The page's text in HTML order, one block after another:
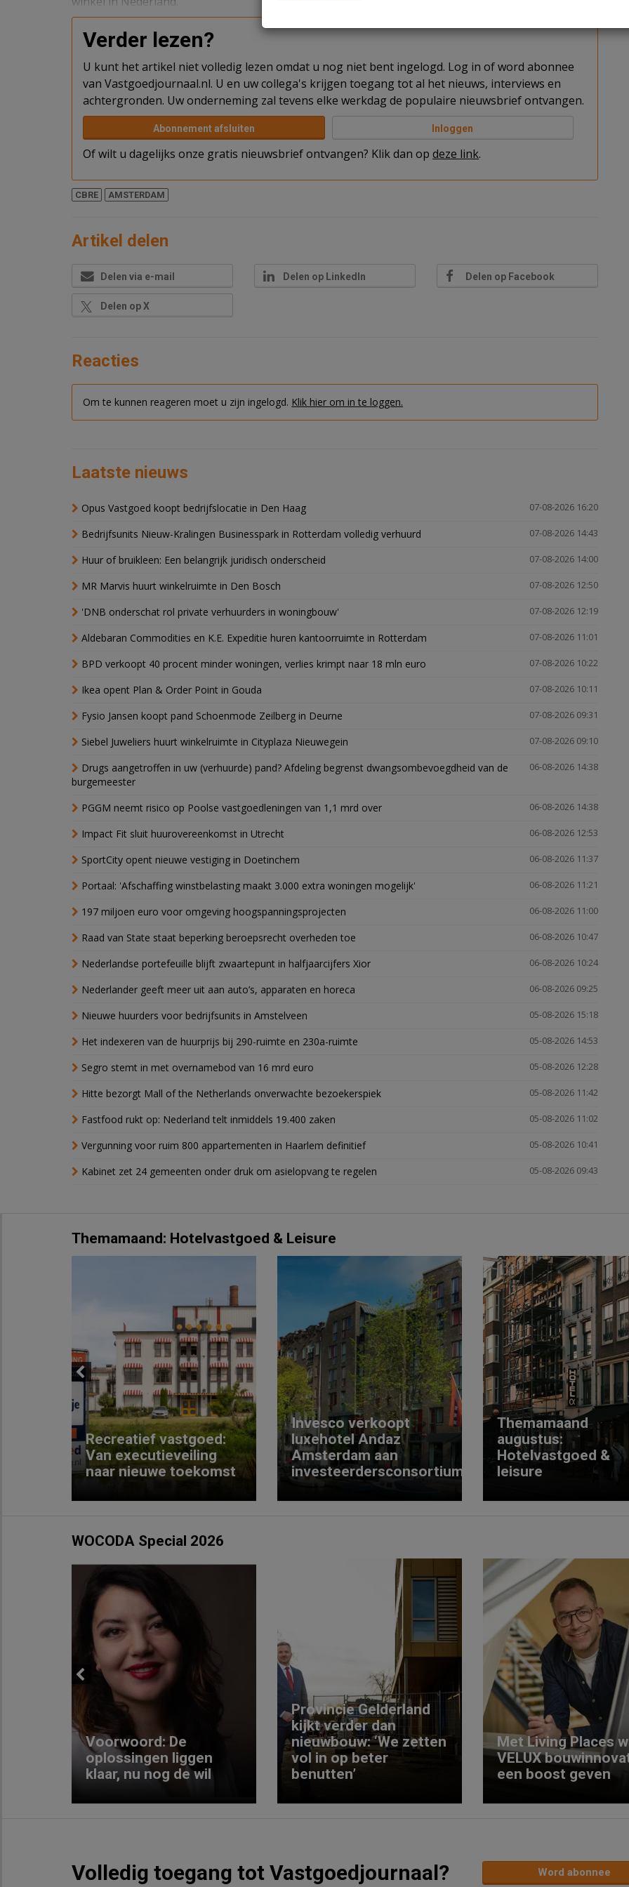
Verder lezen?
U kunt het artikel niet volledig lezen omdat u nog niet bent ingelogd. Log in of word abonnee
van Vastgoedjournaal.nl. U en uw collega's krijgen toegang tot al het nieuws, interviews en
achtergronden. Uw onderneming zal tevens elke werkdag de populaire nieuwsbrief ontvangen.
Abonnement afsluiten Inloggen
Of wilt u dagelijks onze gratis nieuwsbrief ontvangen? Klik dan op deze link.
CBRE AMSTERDAM
Artikel delen
Delen via e-mail Delen op LinkedIn Delen op Facebook
Delen op X
Reacties
Om te kunnen reageren moet u zijn ingelogd. Klik hier om in te loggen.
Laatste nieuws
07-08-2026 16:20
Opus Vastgoed koopt bedrijfslocatie in Den Haag
07-08-2026 14:43
Bedrijfsunits Nieuw-Kralingen Businesspark in Rotterdam volledig verhuurd
07-08-2026 14:00
Huur of bruikleen: Een belangrijk juridisch onderscheid
07-08-2026 12:50
MR Marvis huurt winkelruimte in Den Bosch
07-08-2026 12:19
'DNB onderschat rol private verhuurders in woningbouw'
07-08-2026 11:01
Aldebaran Commodities en K.E. Expeditie huren kantoorruimte in Rotterdam
07-08-2026 10:22
BPD verkoopt 40 procent minder woningen, verlies krimpt naar 18 mln euro
07-08-2026 10:11
Ikea opent Plan & Order Point in Gouda
07-08-2026 09:31
Fysio Jansen koopt pand Schoenmode Zeilberg in Deurne
07-08-2026 09:10
Siebel Juweliers huurt winkelruimte in Cityplaza Nieuwegein
06-08-2026 14:38
Drugs aangetroffen in uw (verhuurde) pand? Afdeling begrenst dwangsombevoegdheid van de
burgemeester
06-08-2026 14:38
PGGM neemt risico op Poolse vastgoedleningen van 1,1 mrd over
06-08-2026 12:53
Impact Fit sluit huurovereenkomst in Utrecht
06-08-2026 11:37
SportCity opent nieuwe vestiging in Doetinchem
06-08-2026 11:21
Portaal: 'Afschaffing winstbelasting maakt 3.000 extra woningen mogelijk'
06-08-2026 11:00
197 miljoen euro voor omgeving hoogspanningsprojecten
06-08-2026 10:47
Raad van State staat beperking beroepsrecht overheden toe
06-08-2026 10:24
Nederlandse portefeuille blijft zwaartepunt in halfjaarcijfers Xior
06-08-2026 09:25
Nederlander geeft meer uit aan auto’s, apparaten en horeca
05-08-2026 15:18
Nieuwe huurders voor bedrijfsunits in Amstelveen
05-08-2026 14:53
Het indexeren van de huurprijs bij 290-ruimte en 230a-ruimte
05-08-2026 12:28
Segro stemt in met overnamebod van 16 mrd euro
05-08-2026 11:42
Hitte bezorgt Mall of the Netherlands onverwachte bezoekerspiek
05-08-2026 11:02
Fastfood rukt op: Nederland telt inmiddels 19.400 zaken
05-08-2026 10:41
Vergunning voor ruim 800 appartementen in Haarlem definitief
05-08-2026 09:43
Kabinet zet 24 gemeenten onder druk om asielopvang te regelen
Themamaand: Hotelvastgoed & Leisure
Previous
Recreatief vastgoed:
Van executieveiling
naar nieuwe toekomst
Invesco verkoopt
luxehotel Andaz
Amsterdam aan
investeerdersconsortium
Themamaand
augustus:
Hotelvastgoed &
leisure
WOCODA Special 2026
Previous
Voorwoord: De
oplossingen liggen
klaar, nu nog de wil
Provincie Gelderland
kijkt verder dan
nieuwbouw: ‘We zetten
vol in op beter
benutten’
Met Living Places
VELUX
een boost geven
Volledig toegang tot Vastgoedjournaal? Word abonnee